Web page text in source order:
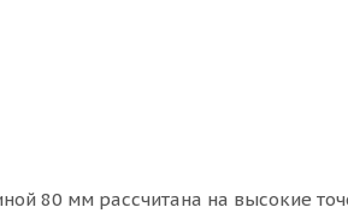
80 мм рассчитана на высокие